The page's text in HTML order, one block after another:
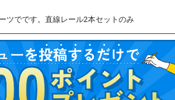
ツでです。直線レール2本セットのみ